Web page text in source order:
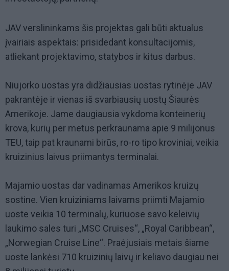
JAV verslininkams šis projektas gali būti aktualus
įvairiais aspektais: prisidedant konsultacijomis,
atliekant projektavimo, statybos ir kitus darbus.
Niujorko uostas yra didžiausias uostas rytinėje JAV
pakrantėje ir vienas iš svarbiausių uostų Šiaurės
Amerikoje. Jame daugiausia vykdoma konteinerių
krova, kurių per metus perkraunama apie 9 milijonus
TEU, taip pat kraunami birūs, ro-ro tipo kroviniai, veikia
kruizinius laivus priimantys terminalai.
Majamio uostas dar vadinamas Amerikos kruizų
sostine. Vien kruiziniams laivams priimti Majamio
uoste veikia 10 terminalų, kuriuose savo keleivių
laukimo sales turi „MSC Cruises“, „Royal Caribbean“,
„Norwegian Cruise Line“. Praėjusiais metais šiame
uoste lankėsi 710 kruizinių laivų ir keliavo daugiau nei